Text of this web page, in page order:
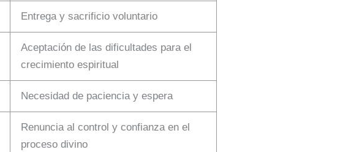
Entrega y sacrificio voluntario
Aceptación de las dificultades para el
crecimiento espiritual
Necesidad de paciencia y espera
Renuncia al control y confianza en el
proceso divino